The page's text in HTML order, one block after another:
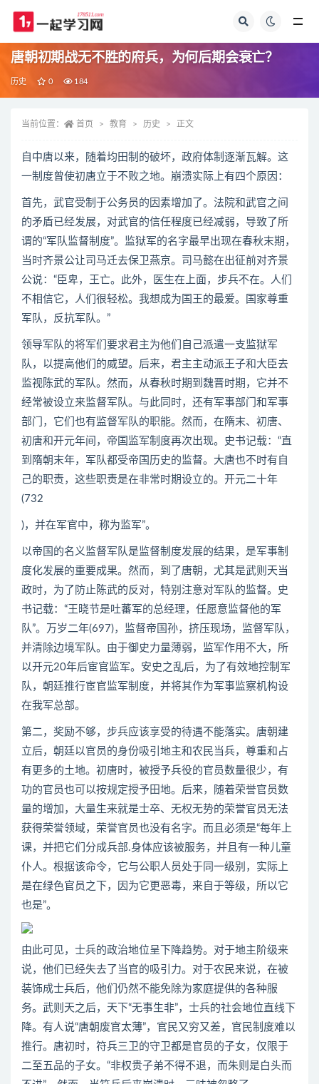
唐朝初期战无不胜的府兵，为何后期会衰亡？
历史 0 184
当前位置： 首页 教育 历史 正文
自中唐以来，随着均田制的破坏，政府体制逐渐瓦解。这
一制度曾使初唐立于不败之地。崩溃实际上有四个原因：
首先，武官受制于公务员的因素增加了。法院和武官之间
的矛盾已经发展，对武官的信任程度已经减弱，导致了所
谓的“军队监督制度”。监狱军的名字最早出现在春秋末期，
当时齐景公让司马迁去保卫燕京。司马懿在出征前对齐景
公说：“臣卑，王亡。此外，医生在上面，步兵不在。人们
不相信它，人们很轻松。我想成为国王的最爱。国家尊重
军队，反抗军队。”
领导军队的将军们要求君主为他们自己派遣一支监狱军
队，以提高他们的威望。后来，君主主动派王子和大臣去
监视陈武的军队。然而，从春秋时期到魏晋时期，它并不
经常被设立来监督军队。与此同时，还有军事部门和军事
部门，它们也有监督军队的职能。然而，在隋末、初唐、
初唐和开元年间，帝国监军制度再次出现。史书记载：“直
到隋朝末年，军队都受帝国历史的监督。大唐也不时有自
己的职责，这些职责是在非常时期设立的。开元二十年
(732
)，并在军官中，称为监军”。
以帝国的名义监督军队是监督制度发展的结果，是军事制
度化发展的重要成果。然而，到了唐朝，尤其是武则天当
政时，为了防止陈武的反对，特别注意对军队的监督。史
书记载：“王晓节是吐蕃军的总经理，任愿意监督他的军
队”。万岁二年(697)，监督帝国孙，挤压现场，监督军队，
并清除边境军队。由于御史力量薄弱，监军作用不大，所
以开元20年后宦官监军。安史之乱后，为了有效地控制军
队，朝廷推行宦官监军制度，并将其作为军事监察机构设
在我军总部。
第二，奖励不够，步兵应该享受的待遇不能落实。唐朝建
立后，朝廷以官员的身份吸引地主和农民当兵，尊重和占
有更多的土地。初唐时，被授予兵役的官员数量很少，有
功的官员也可以按规定授予田地。后来，随着荣誉官员数
量的增加，大量生来就是士卒、无权无势的荣誉官员无法
获得荣誉领域，荣誉官员也没有名字。而且必须是“每年上
课，并把它们分成兵部.身体应该被服务，并且有一种儿童
仆人。根据该命令，它与公职人员处于同一级别，实际上
是在绿色官员之下，因为它更恶毒，来自于等级，所以它
也是”。
由此可见，士兵的政治地位呈下降趋势。对于地主阶级来
说，他们已经失去了当官的吸引力。对于农民来说，在被
装饰成士兵后，他们仍然不能免除为家庭提供的各种服
务。武则天之后，天下“无事生非”，士兵的社会地位直线下
降。有人说“唐朝废官太薄”，官民又穷又差，官民制度难以
推行。唐初时，符兵三卫的守卫都是官员的子女，仅限于
二至五品的子女。“非权贵子弟不得不退，而朱则是白头而